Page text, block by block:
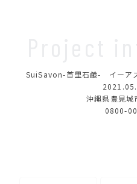
SuiSavon-首里石鹸- イーア
沖縄県豊見
0800-